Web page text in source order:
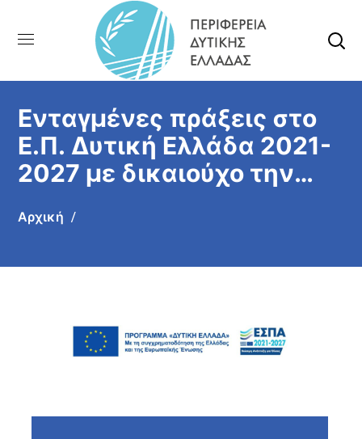
Ενταγμένες πράξεις στο
Ε.Π. Δυτική Ελλάδα 2021-
2027 με δικαιούχο την
Ελλάδας
Αρχική